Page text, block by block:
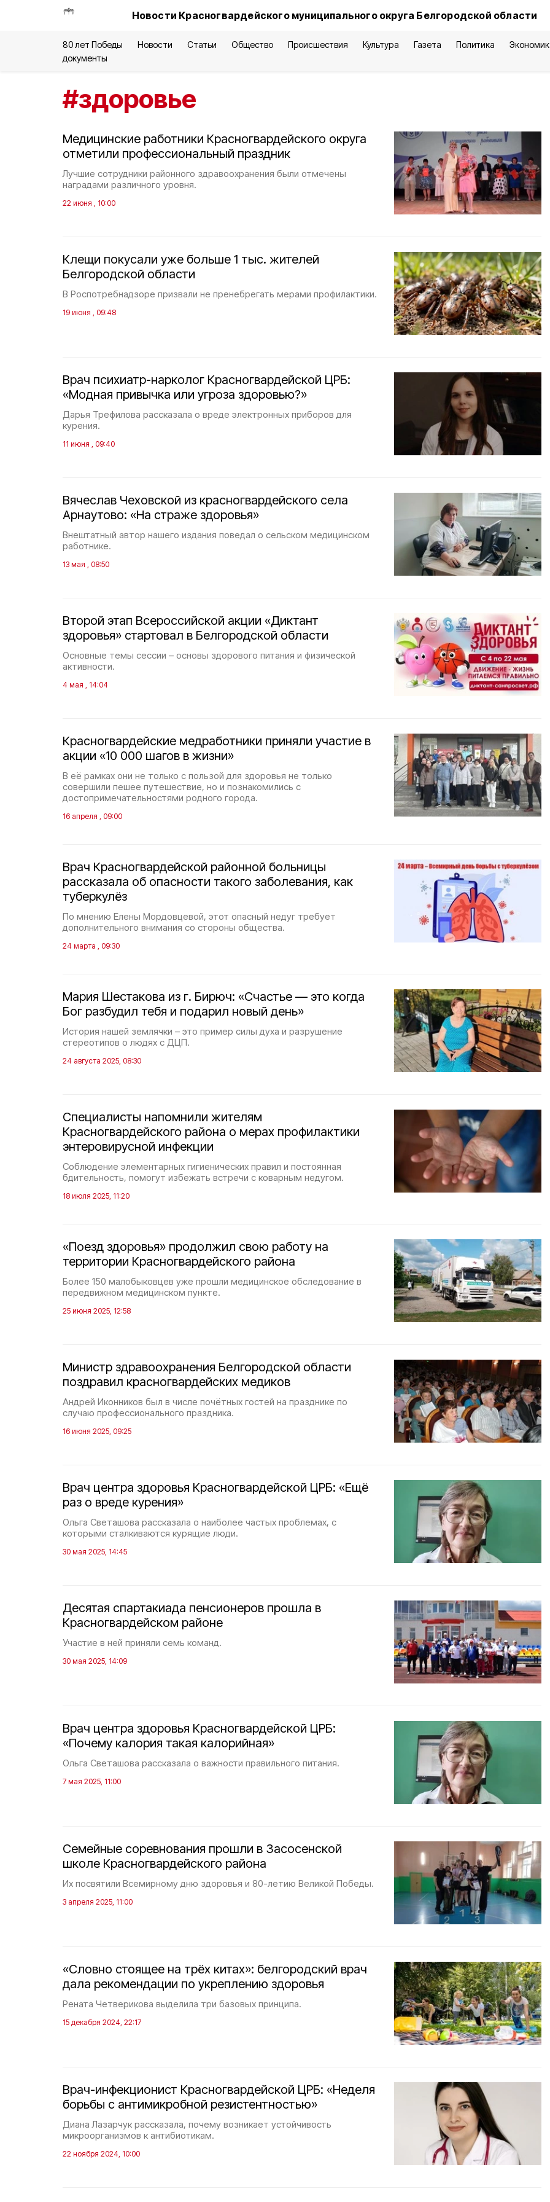
Новости Красногвардейского муниципального округа Белгородской области
80 лет Победы Новости Статьи Общество Происшествия Культура Газета Политика
документы
#здоровье
Медицинские работники Красногвардейского округа
отметили профессиональный праздник
Лучшие сотрудники районного здравоохранения были отмечены
наградами различного уровня.
22 июня , 10:00
Клещи покусали уже больше 1 тыс. жителей
Белгородской области
В Роспотребнадзоре призвали не пренебрегать мерами профилактики.
19 июня , 09:48
Врач психиатр-нарколог Красногвардейской ЦРБ:
«Модная привычка или угроза здоровью?»
Дарья Трефилова рассказала о вреде электронных приборов для
курения.
11 июня , 09:40
Вячеслав Чеховской из красногвардейского села
Арнаутово: «На страже здоровья»
Внештатный автор нашего издания поведал о сельском медицинском
работнике.
13 мая , 08:50
Второй этап Всероссийской акции «Диктант
здоровья» стартовал в Белгородской области
Основные темы сессии – основы здорового питания и физической
активности.
4 мая , 14:04
Красногвардейские медработники приняли участие в
акции «10 000 шагов в жизни»
В её рамках они не только с пользой для здоровья не только
совершили пешее путешествие, но и познакомились с
достопримечательностями родного города.
16 апреля , 09:00
Врач Красногвардейской районной больницы
рассказала об опасности такого заболевания, как
туберкулёз
По мнению Елены Мордовцевой, этот опасный недуг требует
дополнительного внимания со стороны общества.
24 марта , 09:30
Мария Шестакова из г. Бирюч: «Счастье — это когда
Бог разбудил тебя и подарил новый день»
История нашей землячки – это пример силы духа и разрушение
стереотипов о людях с ДЦП.
24 августа 2025, 08:30
Специалисты напомнили жителям
Красногвардейского района о мерах профилактики
энтеровирусной инфекции
Соблюдение элементарных гигиенических правил и постоянная
бдительность, помогут избежать встречи с коварным недугом.
18 июля 2025, 11:20
«Поезд здоровья» продолжил свою работу на
территории Красногвардейского района
Более 150 малобыковцев уже прошли медицинское обследование в
передвижном медицинском пункте.
25 июня 2025, 12:58
Министр здравоохранения Белгородской области
поздравил красногвардейских медиков
Андрей Иконников был в числе почётных гостей на празднике по
случаю профессионального праздника.
16 июня 2025, 09:25
Врач центра здоровья Красногвардейской ЦРБ: «Ещё
раз о вреде курения»
Ольга Светашова рассказала о наиболее частых проблемах, с
которыми сталкиваются курящие люди.
30 мая 2025, 14:45
Десятая спартакиада пенсионеров прошла в
Красногвардейском районе
Участие в ней приняли семь команд.
30 мая 2025, 14:09
Врач центра здоровья Красногвардейской ЦРБ:
«Почему калория такая калорийная»
Ольга Светашова рассказала о важности правильного питания.
7 мая 2025, 11:00
Семейные соревнования прошли в Засосенской
школе Красногвардейского района
Их посвятили Всемирному дню здоровья и 80-летию Великой Победы.
3 апреля 2025, 11:00
«Словно стоящее на трёх китах»: белгородский врач
дала рекомендации по укреплению здоровья
Рената Четверикова выделила три базовых принципа.
15 декабря 2024, 22:17
Врач-инфекционист Красногвардейской ЦРБ: «Неделя
борьбы с антимикробной резистентностью»
Диана Лазарчук рассказала, почему возникает устойчивость
микроорганизмов к антибиотикам.
22 ноября 2024, 10:00